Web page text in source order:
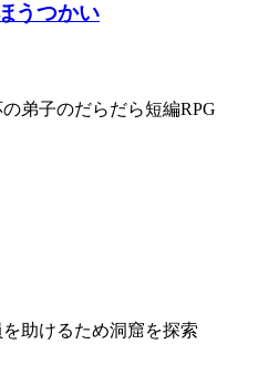
うつかい
弟子のだらだら短編RPG
助けるため洞窟を探索